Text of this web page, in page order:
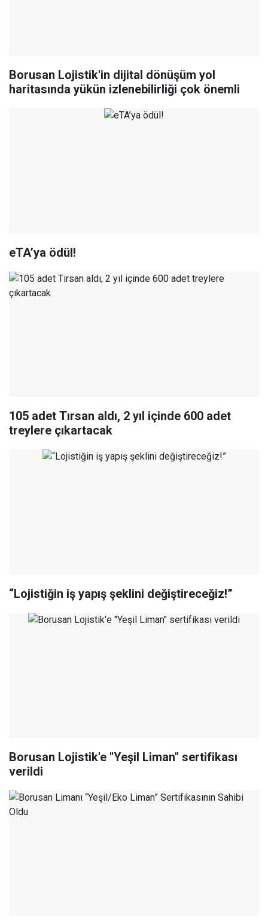
Borusan Lojistik'in dijital dönüşüm yol
haritasında yükün izlenebilirliği çok önemli
eTA’ya ödül!
105 adet Tırsan aldı, 2 yıl içinde 600 adet
treylere çıkartacak
“Lojistiğin iş yapış şeklini değiştireceğiz!”
Borusan Lojistik'e "Yeşil Liman" sertifikası
verildi